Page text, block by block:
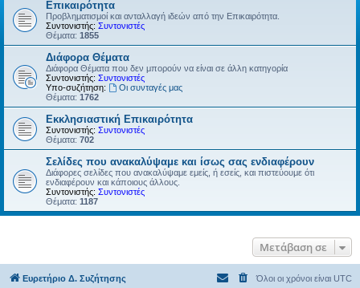
Επικαιρότητα
Προβληματισμοί και ανταλλαγή ιδεών από την Επικαιρότητα.
Συντονιστής: Συντονιστές
Θέματα: 1855
Διάφορα Θέματα
Διάφορα Θέματα που δεν μπορούν να είναι σε άλλη κατηγορία
Συντονιστής: Συντονιστές
Υπο-συζήτηση:
Οι συνταγές μας
Θέματα: 1762
Εκκλησιαστική Επικαιρότητα
Συντονιστής: Συντονιστές
Θέματα: 702
Σελίδες που ανακαλύψαμε και ίσως σας ενδιαφέρουν
Διάφορες σελίδες που ανακαλύψαμε εμείς, ή εσείς, και πιστεύουμε ότι
ενδιαφέρουν και κάποιους άλλους.
Συντονιστής: Συντονιστές
Θέματα: 1187
Μετάβαση σε
Ευρετήριο Δ. Συζήτησης Όλοι οι χρόνοι είναι UTC